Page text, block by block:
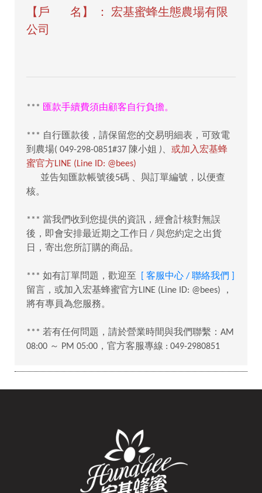
【戶 名】 ： 宏基蜜蜂生態農場有限
公司
*** 匯款手續費須由顧客自行負擔。
*** 自行匯款後，請保留您的交易明細表，可致電
到農場( 049-298-0851#37 陳小姐 )、 或加入宏基蜂
蜜官方LINE (Line ID: @bees)
並告知匯款帳號後5碼 、與訂單編號，以便查
核。
*** 當我們收到您提供的資訊，經會計核對無誤
後，即會安排最近期之工作日 / 與您約定之出貨
日，寄出您所訂購的商品。
*** 如有訂單問題，歡迎至
[ 客服中心 / 聯絡我們 ]
留言，或加入宏基蜂蜜官方LINE (Line ID: @bees) ，
將有專員為您服務。
*** 若有任何問題，請於營業時間與我們聯繫：AM
08:00 ～ PM 05:00，官方客服專線 : 049-2980851